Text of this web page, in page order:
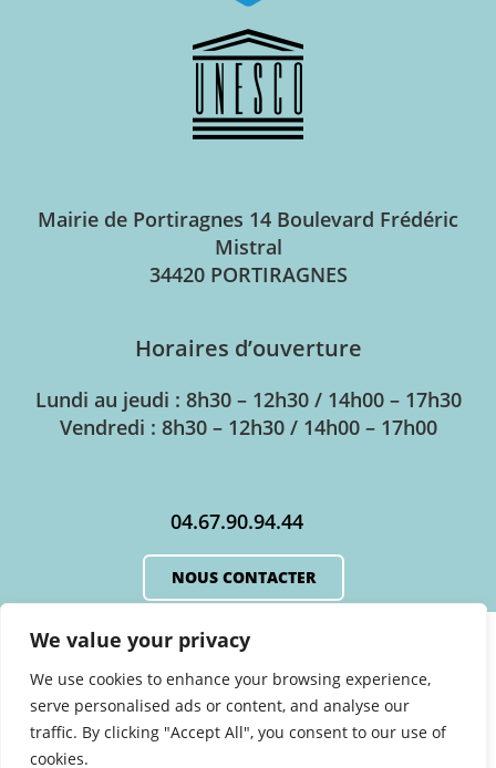
We value your privacy
We use cookies to enhance your browsing experience,
serve personalised ads or content, and analyse our
traffic. By clicking "Accept All", you consent to our use of
cookies.
Mairie de Portiragnes 14 Boulevard Frédéric
Mistral
34420 PORTIRAGNES
Horaires d’ouverture
Lundi au jeudi : 8h30 – 12h30 / 14h00 – 17h30
Vendredi : 8h30 – 12h30 / 14h00 – 17h00
04.67.90.94.44
NOUS CONTACTER